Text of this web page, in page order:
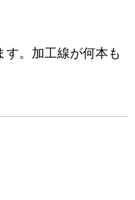
す。加工線が何本も